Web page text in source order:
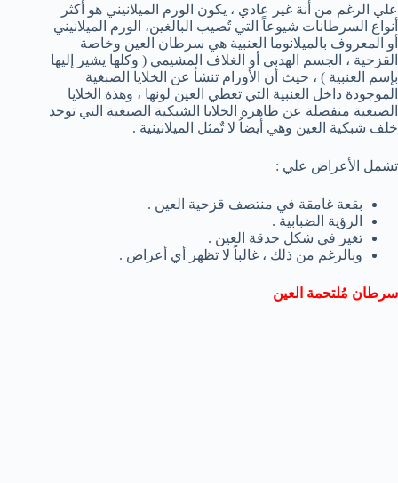
علي الرغم من أنة غير عادي ، يكون الورم الميلانيني هو أكثر
أنواع السرطانات شيوعاً التي تُصيب البالغين، الورم الميلانيني
أو المعروف بالميلانوما العنبية هي سرطان العين وخاصة
القزحية ، الجسم الهدبي أو الغلاف المشيمي ( وكلها يشير إليها
بإسم العنبية ) ، حيث أن الأورام تنشأ عن الخلايا الصبغية
الموجودة داخل العنبية التي تعطي العين لونها ، وهذة الخلايا
الصبغية منفصلة عن ظاهرة الخلايا الشبكية الصبغية التي توجد
خلف شبكية العين وهي أيضاُ لا تٌمثل الميلانينية .
تشمل الأعراض علي :
بقعة غامقة في منتصف قزحية العين .
الرؤية الضبابية .
تغير في شكل حدقة العين .
وبالرغم من ذلك ، غالباً لا تظهر أي أعراض .
سرطان مُلتحمة العين